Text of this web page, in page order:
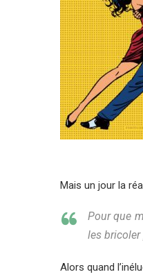
Mais un jour la
Pour que
les bricoler
Alors quand